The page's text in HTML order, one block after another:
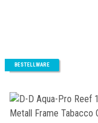
BESTELLWARE